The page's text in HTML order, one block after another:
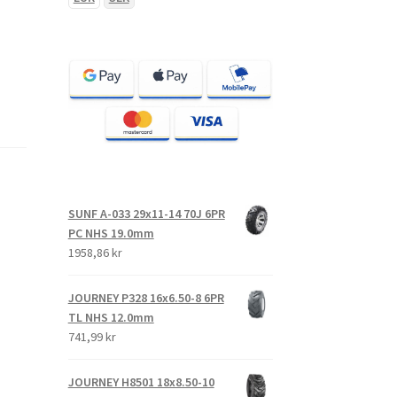
SUNF A-033 29x11-14 70J 6PR
PC NHS 19.0mm
1958,86 kr
JOURNEY P328 16x6.50-8 6PR
TL NHS 12.0mm
741,99 kr
JOURNEY H8501 18x8.50-10